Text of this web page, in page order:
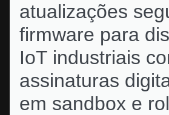
atualizações
firmware para
IoT industriais
assinaturas
em sandbox e